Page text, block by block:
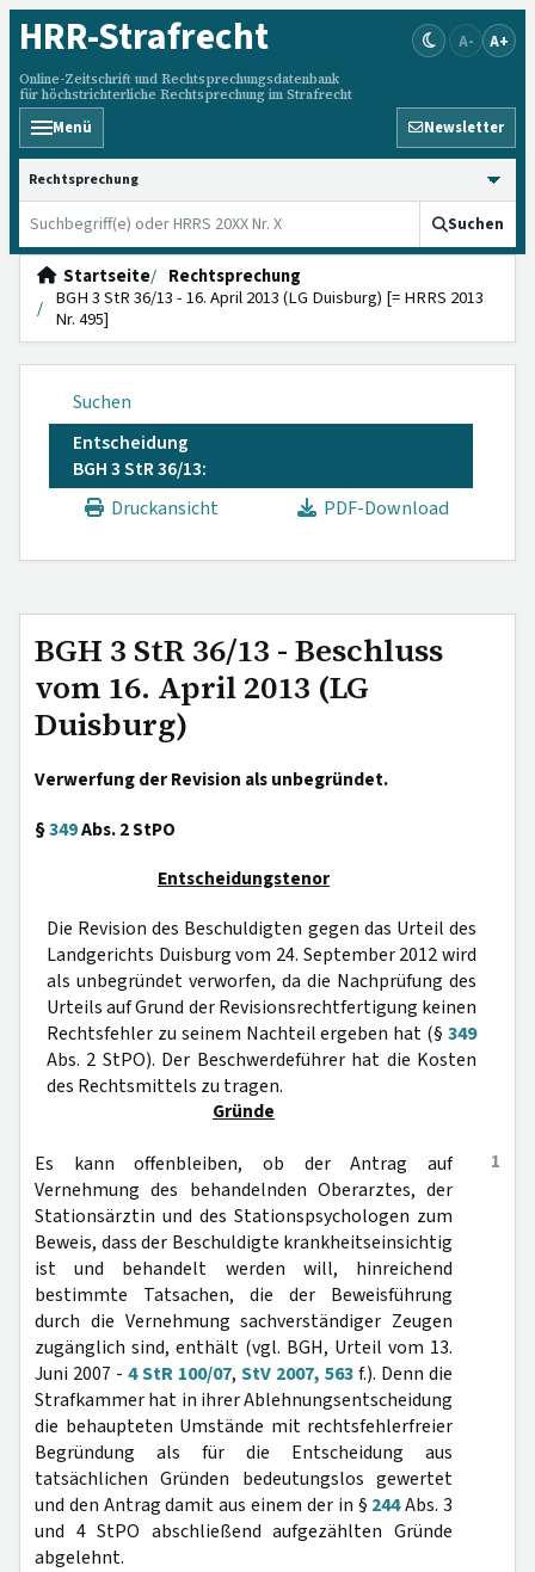
HRR-Strafrecht
Online-Zeitschrift und Rechtsprechungsdatenbank
für höchstrichterliche Rechtsprechung im Strafrecht
A- A+
Menü Newsletter
HRRS durchsuchen
Suchen
Startseite
Rechtsprechung
BGH 3 StR 36/13 - 16. April 2013 (LG Duisburg) [= HRRS 2013
Nr. 495]
Suchen
Entscheidung
BGH 3 StR 36/13:
Druckansicht
PDF-Download
BGH 3 StR 36/13 - Beschluss
vom 16. April 2013 (LG
Duisburg)
Verwerfung der Revision als unbegründet.
§349Abs. 2 StPO
Entscheidungstenor
Die Revision des Beschuldigten gegen das Urteil des
Landgerichts Duisburg vom 24. September 2012 wird
als unbegründet verworfen, da die Nachprüfung des
Urteils auf Grund der Revisionsrechtfertigung keinen
Rechtsfehler zu seinem Nachteil ergeben hat (§ 349
Abs. 2 StPO). Der Beschwerdeführer hat die Kosten
des Rechtsmittels zu tragen.
Gründe
1
Es kann offenbleiben, ob der Antrag auf
Vernehmung des behandelnden Oberarztes, der
Stationsärztin und des Stationspsychologen zum
Beweis, dass der Beschuldigte krankheitseinsichtig
ist und behandelt werden will, hinreichend
bestimmte Tatsachen, die der Beweisführung
durch die Vernehmung sachverständiger Zeugen
zugänglich sind, enthält (vgl. BGH, Urteil vom 13.
Juni 2007 - 4 StR 100/07, StV 2007, 563f.). Denn die
Strafkammer hat in ihrer Ablehnungsentscheidung
die behaupteten Umstände mit rechtsfehlerfreier
Begründung als für die Entscheidung aus
tatsächlichen Gründen bedeutungslos gewertet
und den Antrag damit aus einem der in § 244Abs. 3
und 4 StPO abschließend aufgezählten Gründe
abgelehnt.